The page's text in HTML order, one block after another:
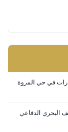
في حي المروة
البحري الدفاعي